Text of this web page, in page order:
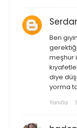
Serdar
Ben
meşhur
diye
yorma
Yanıtla